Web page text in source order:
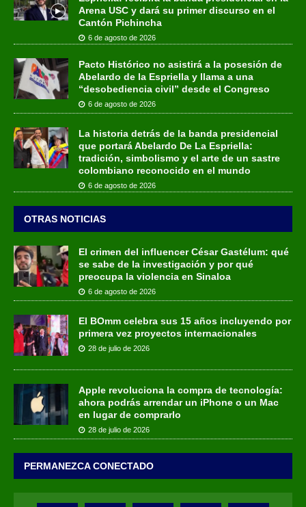
Arena USC y dará su primer discurso en el
Cantón Pichincha
6 de agosto de 2026
Pacto Histórico no asistirá a la posesión de
Abelardo de la Espriella y llama a una
“desobediencia civil” desde el Congreso
6 de agosto de 2026
La historia detrás de la banda presidencial
que portará Abelardo De La Espriella:
tradición, simbolismo y el arte de un sastre
colombiano reconocido en el mundo
6 de agosto de 2026
OTRAS NOTICIAS
El crimen del influencer César Gastélum: qué
se sabe de la investigación y por qué
preocupa la violencia en Sinaloa
6 de agosto de 2026
El BOmm celebra sus 15 años incluyendo por
primera vez proyectos internacionales
28 de julio de 2026
Apple revoluciona la compra de tecnología:
ahora podrás arrendar un iPhone o un Mac
en lugar de comprarlo
28 de julio de 2026
PERMANEZCA CONECTADO